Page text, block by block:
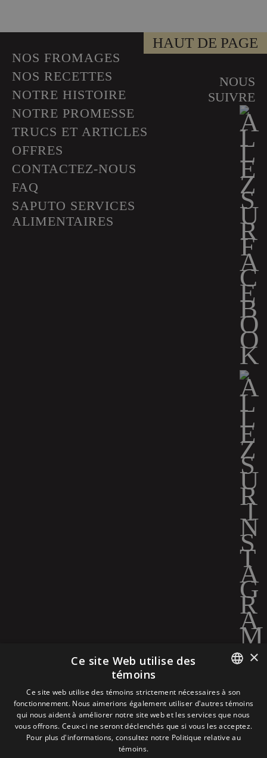
NOS FROMAGES
NOS RECETTES
NOTRE HISTOIRE
NOTRE PROMESSE
TRUCS ET ARTICLES
OFFRES
CONTACTEZ-NOUS
FAQ
SAPUTO SERVICES
ALIMENTAIRES
NOUS
SUIVRE
HAUT DE PAGE
POLITIQUE DE
CONFIDENTIALITÉ
POLITIQUE RELATIVE AUX
TÉMOINS
ENGLISH
FRENCH
×
Ce site Web utilise des
témoins
Ce site web utilise des témoins strictement nécessaires à son
fonctionnement. Nous aimerions également utiliser d'autres témoins
qui nous aident à améliorer notre site web et les services que nous
vous offrons. Ceux-ci ne seront déclenchés que si vous les acceptez.
Pour plus d'informations, consultez notre Politique relative au
témoins.